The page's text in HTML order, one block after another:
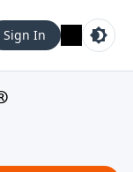
Sign In